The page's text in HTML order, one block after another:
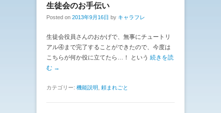
生徒会のお手伝い
Posted on 2013年9月16日 by キャラフレ
生徒会役員さんのおかげで、無事にチュートリ
アル④まで完了することができたので、今度は
こちらが何か役に立てたら…！ という 続きを読
む →
カテゴリー: 機能説明 頼まれごと